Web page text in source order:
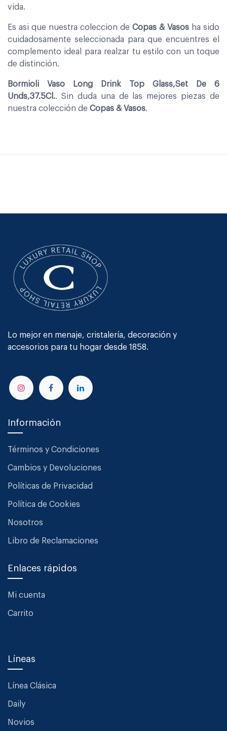
vida.
Es asi que nuestra coleccion de Copas & Vasos ha sido
cuidadosamente seleccionada para que encuentres el
complemento ideal para realzar tu estilo con un toque
de distinción.
Bormioli Vaso Long Drink Top Glass,Set De 6
Unds,37.5Cl.. Sin duda una de las mejores piezas de
nuestra colección de Copas & Vasos.
Lo mejor en menaje, cristalería, decoración y
accesorios para tu hogar desde 1858.
Información
Términos y Condiciones
Cambios y Devoluciones
Políticas de Privacidad
Política de Cookies
Nosotros
Libro de Reclamaciones
Enlaces rápidos
Mi cuenta
Carrito
Líneas
Línea Clásica
Daily
Novios